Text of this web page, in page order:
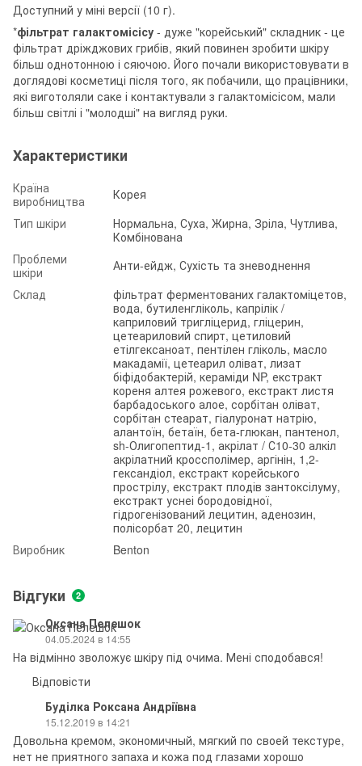
Доступний у міні версії (10 г).
*фільтрат галактомісісу - дуже "корейський" складник - це
фільтрат дріжджових грибів, який повинен зробити шкіру
більш однотонною і сяючою. Його почали використовувати в
доглядові косметиці після того, як побачили, що працівники,
які виготоляли саке і контактували з галактомісісом, мали
більш світлі і "молодші" на вигляд руки.
Характеристики
Країна
виробництва
Корея
Тип шкіри
Нормальна, Суха, Жирна, Зріла, Чутлива,
Комбінована
Проблеми
шкіри
Анти-ейдж, Сухість та зневоднення
Склад
фільтрат ферментованих галактоміцетов,
вода, бутиленгліколь, капрілік /
каприловий тригліцерид, гліцерин,
цетеариловий спирт, цетиловий
етілгексаноат, пентілен гліколь, масло
макадамії, цетеарил оліват, лизат
біфідобактерій, кераміди NP, екстракт
кореня алтея рожевого, екстракт листя
барбадоського алое, сорбітан оліват,
сорбітан стеарат, гіалуронат натрію,
алантоїн, бетаїн, бета-глюкан, пантенол,
sh-Олигопептид-1, акрілат / С10-30 алкіл
акрілатний кроссполімер, аргінін, 1,2-
гександіол, екстракт корейського
прострілу, екстракт плодів зантоксілуму,
екстракт уснеі бородовідної,
гідрогенізований лецитин, аденозин,
полісорбат 20, лецитин
Виробник
Benton
Відгуки 2
Оксана Пелешок
04.05.2024 в 14:55
На відмінно зволожує шкіру під очима. Мені сподобався!
Відповісти
Буділка Роксана Андріївна
15.12.2019 в 14:21
Довольна кремом, экономичный, мягкий по своей текстуре,
нет не приятного запаха и кожа под глазами хорошо